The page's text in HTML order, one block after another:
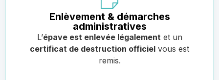
Enlèvement & démarches
administratives
L’épave est enlevée légalement et un
certificat de destruction officiel vous est
remis.